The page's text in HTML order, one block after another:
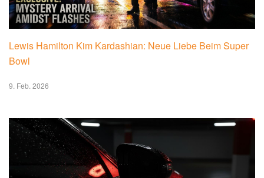
Lewis Hamilton Kim Kardashian: Neue Liebe Beim Super
Bowl
9. Feb. 2026